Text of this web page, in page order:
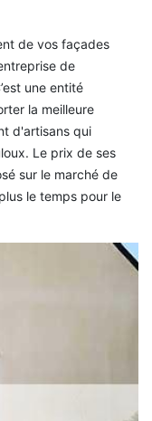
de vos façades
de
une entité
la meilleure
d'artisans qui
Le prix de ses
sur le marché de
le temps pour le